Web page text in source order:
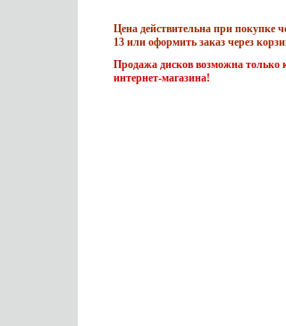
Цена действительна при покупке
13 или оформить заказ через
Продажа дисков возможна только
интернет-магазина!